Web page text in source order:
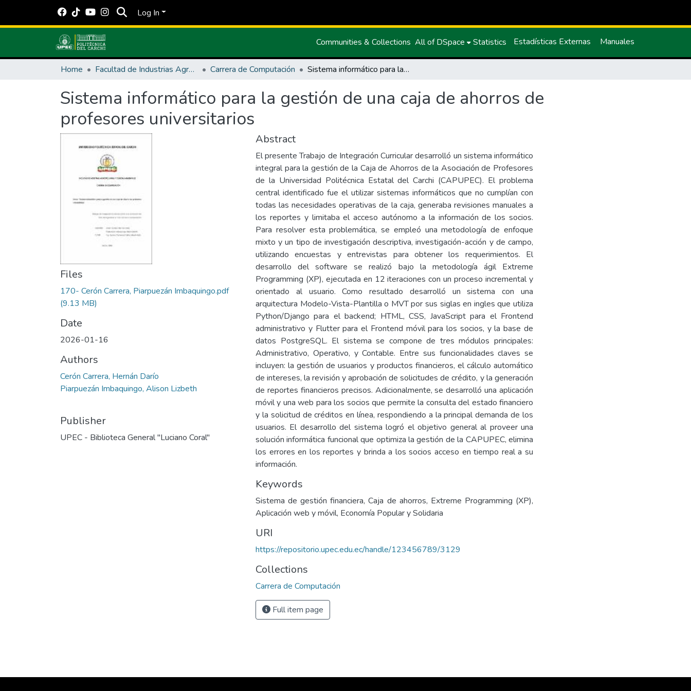
Log In
Communities & Collections All of DSpace Statistics Estadísticas Externas Manuales
Home Facultad de Industrias Agropecuarias y Ciencias Ambientales Carrera de Computación Sistema informático para la gestión de una caja de ahorros de profesores universitarios
Sistema informático para la gestión de una caja de ahorros de
profesores universitarios
Files
170- Cerón Carrera, Piarpuezán Imbaquingo.pdf
(9.13 MB)
Date
2026-01-16
Authors
Cerón Carrera, Hernán Darío
Piarpuezán Imbaquingo, Alison Lizbeth
Publisher
UPEC - Biblioteca General "Luciano Coral"
Abstract
El presente Trabajo de Integración Curricular desarrolló un sistema informático
integral para la gestión de la Caja de Ahorros de la Asociación de Profesores
de la Universidad Politécnica Estatal del Carchi (CAPUPEC). El problema
central identificado fue el utilizar sistemas informáticos que no cumplían con
todas las necesidades operativas de la caja, generaba revisiones manuales a
los reportes y limitaba el acceso autónomo a la información de los socios.
Para resolver esta problemática, se empleó una metodología de enfoque
mixto y un tipo de investigación descriptiva, investigación-acción y de campo,
utilizando encuestas y entrevistas para obtener los requerimientos. El
desarrollo del software se realizó bajo la metodología ágil Extreme
Programming (XP), ejecutada en 12 iteraciones con un proceso incremental y
orientado al usuario. Como resultado desarrolló un sistema con una
arquitectura Modelo-Vista-Plantilla o MVT por sus siglas en ingles que utiliza
Python/Django para el backend; HTML, CSS, JavaScript para el Frontend
administrativo y Flutter para el Frontend móvil para los socios, y la base de
datos PostgreSQL. El sistema se compone de tres módulos principales:
Administrativo, Operativo, y Contable. Entre sus funcionalidades claves se
incluyen: la gestión de usuarios y productos financieros, el cálculo automático
de intereses, la revisión y aprobación de solicitudes de crédito, y la generación
de reportes financieros precisos. Adicionalmente, se desarrolló una aplicación
móvil y una web para los socios que permite la consulta del estado financiero
y la solicitud de créditos en línea, respondiendo a la principal demanda de los
usuarios. El desarrollo del sistema logró el objetivo general al proveer una
solución informática funcional que optimiza la gestión de la CAPUPEC, elimina
los errores en los reportes y brinda a los socios acceso en tiempo real a su
información.
Keywords
Sistema de gestión financiera, Caja de ahorros, Extreme Programming (XP),
Aplicación web y móvil, Economía Popular y Solidaria
URI
https://repositorio.upec.edu.ec/handle/123456789/3129
Collections
Carrera de Computación
Full item page